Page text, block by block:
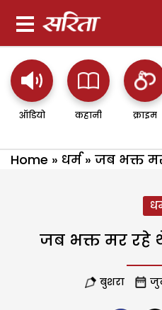
ऑडियो कहानी क्राइम
Home » धर्म» जब भक्त
जब भक्त मर रहे
बुशरा